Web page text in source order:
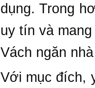
dụng. Trong
uy tín và
Vách ngăn
Với mục đích,